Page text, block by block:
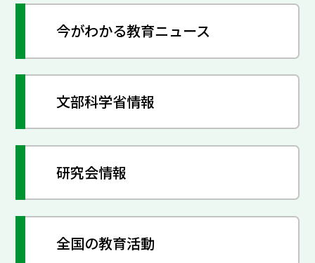
今がわかる教育ニュース
文部科学省情報
研究会情報
全国の教育活動